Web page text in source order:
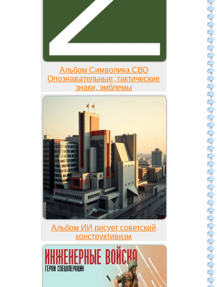
Альбом Символика СВО
Опознавательные, тактические
знаки, эмблемы
Альбом ИИ рисует советский
конструктивизм